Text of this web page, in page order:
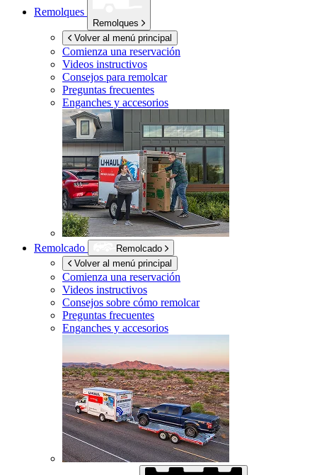
Remolques
Remolques
Volver al menú principal
Comienza una reservación
Videos instructivos
Consejos para remolcar
Preguntas frecuentes
Enganches y accesorios
Remolcado
Remolcado
Volver al menú principal
Comienza una reservación
Videos instructivos
Consejos sobre cómo remolcar
Preguntas frecuentes
Enganches y accesorios